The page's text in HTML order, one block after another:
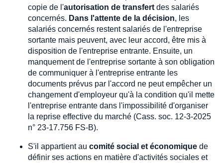
copie de l'autorisation de transfert des salariés
concernés. Dans l'attente de la décision, les
salariés concernés restent salariés de l'entreprise
sortante mais peuvent, avec leur accord, être mis à
disposition de l'entreprise entrante. Ensuite, un
manquement de l'entreprise sortante à son obligation
de communiquer à l'entreprise entrante les
documents prévus par l'accord ne peut empêcher un
changement d'employeur qu'à la condition qu'il mette
l'entreprise entrante dans l'impossibilité d'organiser
la reprise effective du marché (Cass. soc. 12-3-2025
n° 23-17.756 FS-B).
S'il appartient au comité social et économique de
définir ses actions en matière d'activités sociales et